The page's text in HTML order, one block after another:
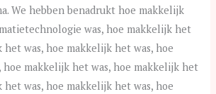
We hebben benadrukt hoe makkelijk
was, hoe makkelijk het
het was, hoe makkelijk het was, hoe
hoe makkelijk het was, hoe makkelijk het
het was, hoe makkelijk het was, hoe